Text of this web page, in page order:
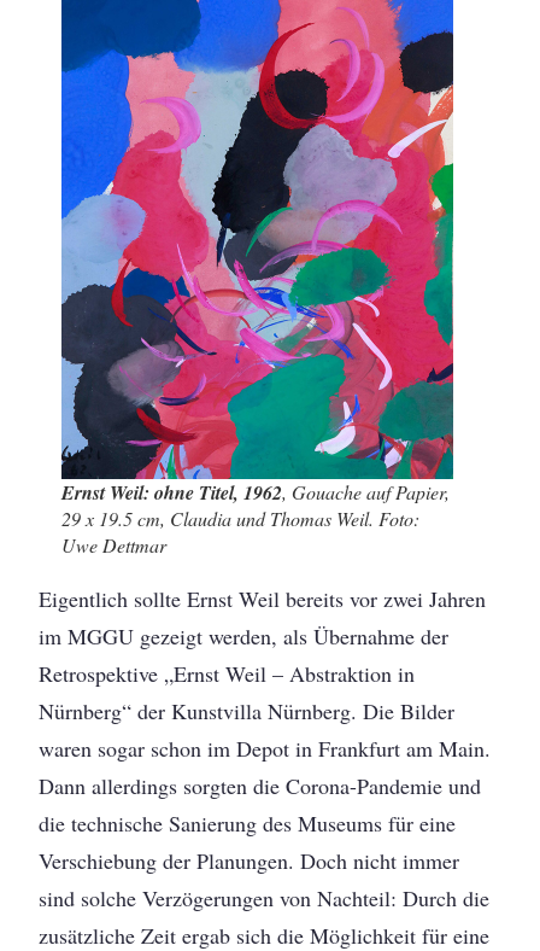
Ernst Weil: ohne Titel, 1962, Gouache auf Papier,
29 x 19.5 cm, Claudia und Thomas Weil. Foto:
Uwe Dettmar
Eigentlich sollte Ernst Weil bereits vor zwei Jahren
im MGGU gezeigt werden, als Übernahme der
Retrospektive „Ernst Weil – Abstraktion in
Nürnberg“ der Kunstvilla Nürnberg. Die Bilder
waren sogar schon im Depot in Frankfurt am Main.
Dann allerdings sorgten die Corona-Pandemie und
die technische Sanierung des Museums für eine
Verschiebung der Planungen. Doch nicht immer
sind solche Verzögerungen von Nachteil: Durch die
zusätzliche Zeit ergab sich die Möglichkeit für eine